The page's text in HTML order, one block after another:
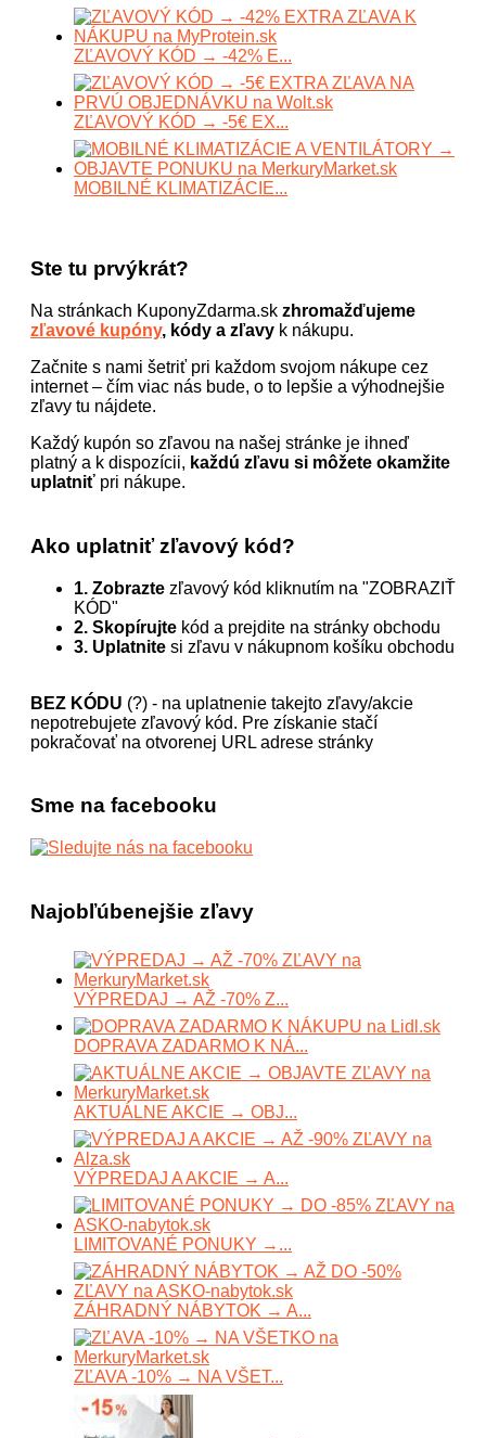
ZĽAVOVÝ KÓD → -42% E...
ZĽAVOVÝ KÓD → -5€ EX...
MOBILNÉ KLIMATIZÁCIE...
Ste tu prvýkrát?
Na stránkach KuponyZdarma.sk zhromažďujeme
zľavové kupóny, kódy a zľavy k nákupu.
Začnite s nami šetriť pri každom svojom nákupe cez
internet – čím viac nás bude, o to lepšie a výhodnejšie
zľavy tu nájdete.
Každý kupón so zľavou na našej stránke je ihneď
platný a k dispozícii, každú zľavu si môžete okamžite
uplatniť pri nákupe.
Ako uplatniť zľavový kód?
1. Zobrazte zľavový kód kliknutím na "ZOBRAZIŤ
KÓD"
2. Skopírujte kód a prejdite na stránky obchodu
3. Uplatnite si zľavu v nákupnom košíku obchodu
BEZ KÓDU (?) - na uplatnenie takejto zľavy/akcie
nepotrebujete zľavový kód. Pre získanie stačí
pokračovať na otvorenej URL adrese stránky
Sme na facebooku
Najobľúbenejšie zľavy
VÝPREDAJ → AŽ -70% Z...
DOPRAVA ZADARMO K NÁ...
AKTUÁLNE AKCIE → OBJ...
VÝPREDAJ A AKCIE → A...
LIMITOVANÉ PONUKY →...
ZÁHRADNÝ NÁBYTOK → A...
ZĽAVA -10% → NA VŠET...